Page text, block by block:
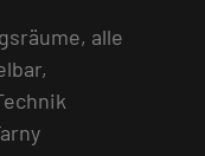
alle